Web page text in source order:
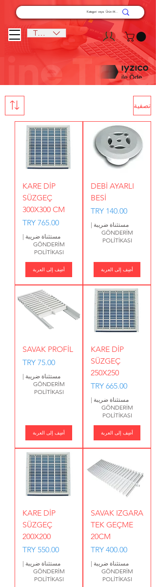
TRY (₺)
تصفية
DEBİ AYARLI
BESİ
السعر
مستثناة ضريبة |
GÖNDERİM
POLİTİKASI
أضِف إلى العربة
KARE DİP
SÜZGEÇ
300X300 CM
السعر
مستثناة ضريبة |
GÖNDERİM
POLİTİKASI
أضِف إلى العربة
KARE DİP
SÜZGEÇ
250X250
السعر
مستثناة ضريبة |
GÖNDERİM
POLİTİKASI
أضِف إلى العربة
SAVAK PROFİL
السعر
مستثناة ضريبة |
GÖNDERİM
POLİTİKASI
أضِف إلى العربة
SAVAK IZGARA
TEK GEÇME
20CM
السعر
مستثناة ضريبة |
GÖNDERİM
POLİTİKASI
KARE DİP
SÜZGEÇ
200X200
السعر
مستثناة ضريبة |
GÖNDERİM
POLİTİKASI